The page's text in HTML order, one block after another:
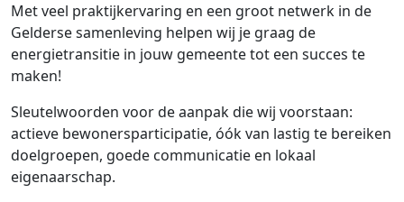
Met veel praktijkervaring en een groot netwerk in de
Gelderse samenleving helpen wij je graag de
energietransitie in jouw gemeente tot een succes te
maken!
Sleutelwoorden voor de aanpak die wij voorstaan:
actieve bewonersparticipatie, óók van lastig te bereiken
doelgroepen, goede communicatie en lokaal
eigenaarschap.